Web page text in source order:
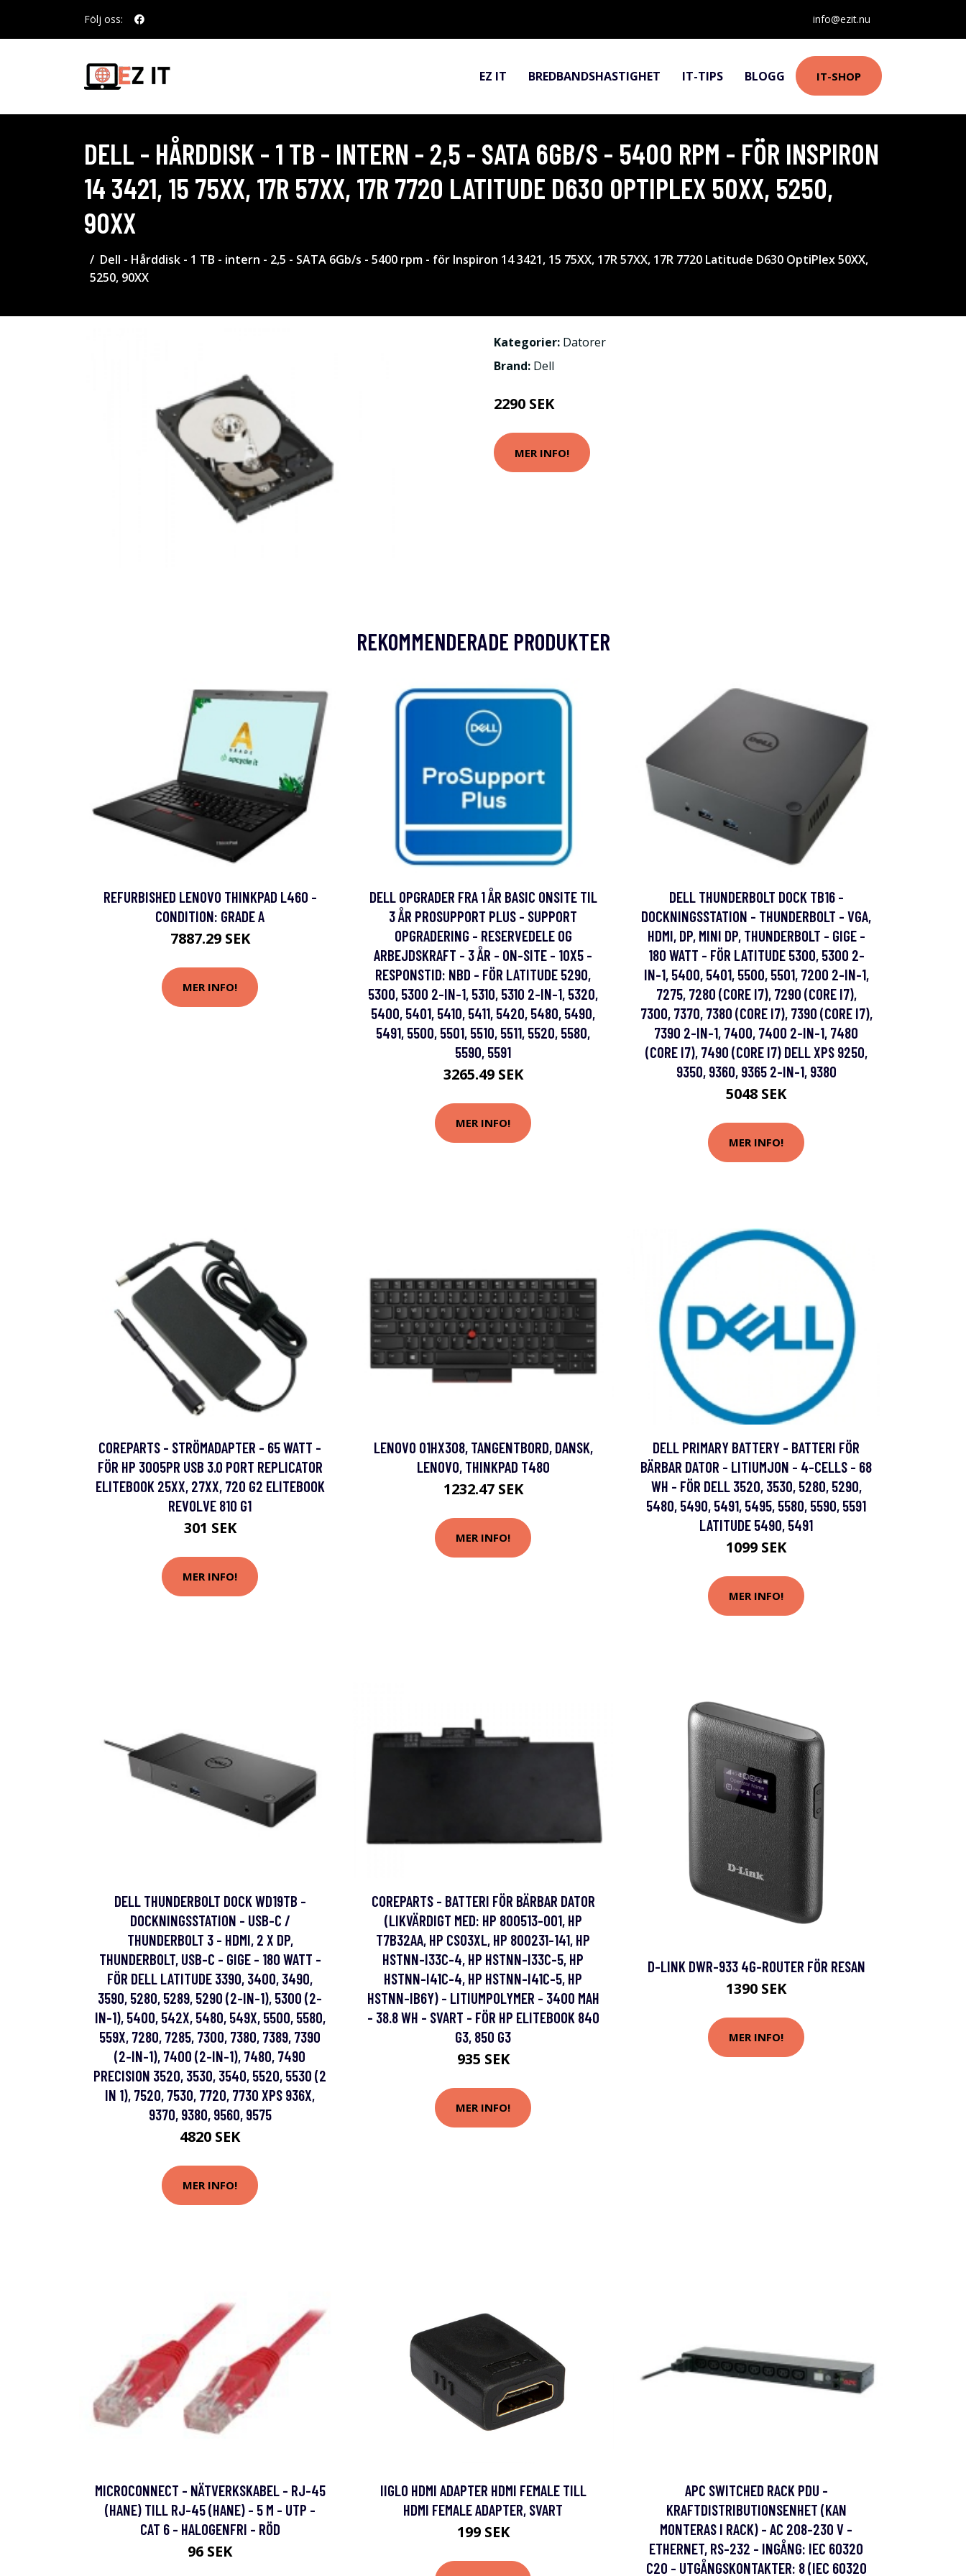
Följ oss: info@ezit.nu
EZ IT BREDBANDSHASTIGHET IT-TIPS BLOGG IT-SHOP
DELL - HÅRDDISK - 1 TB - INTERN - 2,5 - SATA 6GB/S - 5400 RPM - FÖR INSPIRON
14 3421, 15 75XX, 17R 57XX, 17R 7720 LATITUDE D630 OPTIPLEX 50XX, 5250,
90XX
Dell - Hårddisk - 1 TB - intern - 2,5 - SATA 6Gb/s - 5400 rpm - för Inspiron 14 3421, 15 75XX, 17R 57XX, 17R 7720 Latitude D630 OptiPlex 50XX,
5250, 90XX
Kategorier: Datorer
Brand: Dell
2290 SEK
MER INFO!
REKOMMENDERADE PRODUKTER
REFURBISHED LENOVO THINKPAD L460 -
CONDITION: GRADE A
7887.29 SEK
MER INFO!
DELL OPGRADER FRA 1 ÅR BASIC ONSITE TIL
3 ÅR PROSUPPORT PLUS - SUPPORT
OPGRADERING - RESERVEDELE OG
ARBEJDSKRAFT - 3 ÅR - ON-SITE - 10X5 -
RESPONSTID: NBD - FÖR LATITUDE 5290,
5300, 5300 2-IN-1, 5310, 5310 2-IN-1, 5320,
5400, 5401, 5410, 5411, 5420, 5480, 5490,
5491, 5500, 5501, 5510, 5511, 5520, 5580,
5590, 5591
3265.49 SEK
MER INFO!
DELL THUNDERBOLT DOCK TB16 -
DOCKNINGSSTATION - THUNDERBOLT - VGA,
HDMI, DP, MINI DP, THUNDERBOLT - GIGE -
180 WATT - FÖR LATITUDE 5300, 5300 2-
IN-1, 5400, 5401, 5500, 5501, 7200 2-IN-1,
7275, 7280 (CORE I7), 7290 (CORE I7),
7300, 7370, 7380 (CORE I7), 7390 (CORE I7),
7390 2-IN-1, 7400, 7400 2-IN-1, 7480
(CORE I7), 7490 (CORE I7) DELL XPS 9250,
9350, 9360, 9365 2-IN-1, 9380
5048 SEK
MER INFO!
COREPARTS - STRÖMADAPTER - 65 WATT -
FÖR HP 3005PR USB 3.0 PORT REPLICATOR
ELITEBOOK 25XX, 27XX, 720 G2 ELITEBOOK
REVOLVE 810 G1
301 SEK
MER INFO!
LENOVO 01HX308, TANGENTBORD, DANSK,
LENOVO, THINKPAD T480
1232.47 SEK
MER INFO!
DELL PRIMARY BATTERY - BATTERI FÖR
BÄRBAR DATOR - LITIUMJON - 4-CELLS - 68
WH - FÖR DELL 3520, 3530, 5280, 5290,
5480, 5490, 5491, 5495, 5580, 5590, 5591
LATITUDE 5490, 5491
1099 SEK
MER INFO!
DELL THUNDERBOLT DOCK WD19TB -
DOCKNINGSSTATION - USB-C /
THUNDERBOLT 3 - HDMI, 2 X DP,
THUNDERBOLT, USB-C - GIGE - 180 WATT -
FÖR DELL LATITUDE 3390, 3400, 3490,
3590, 5280, 5289, 5290 (2-IN-1), 5300 (2-
IN-1), 5400, 542X, 5480, 549X, 5500, 5580,
559X, 7280, 7285, 7300, 7380, 7389, 7390
(2-IN-1), 7400 (2-IN-1), 7480, 7490
PRECISION 3520, 3530, 3540, 5520, 5530 (2
IN 1), 7520, 7530, 7720, 7730 XPS 936X,
9370, 9380, 9560, 9575
4820 SEK
MER INFO!
COREPARTS - BATTERI FÖR BÄRBAR DATOR
(LIKVÄRDIGT MED: HP 800513-001, HP
T7B32AA, HP CS03XL, HP 800231-141, HP
HSTNN-I33C-4, HP HSTNN-I33C-5, HP
HSTNN-I41C-4, HP HSTNN-I41C-5, HP
HSTNN-IB6Y) - LITIUMPOLYMER - 3400 MAH
- 38.8 WH - SVART - FÖR HP ELITEBOOK 840
G3, 850 G3
935 SEK
MER INFO!
D-LINK DWR-933 4G-ROUTER FÖR RESAN
1390 SEK
MER INFO!
MICROCONNECT - NÄTVERKSKABEL - RJ-45
(HANE) TILL RJ-45 (HANE) - 5 M - UTP -
CAT 6 - HALOGENFRI - RÖD
96 SEK
IIGLO HDMI ADAPTER HDMI FEMALE TILL
HDMI FEMALE ADAPTER, SVART
199 SEK
APC SWITCHED RACK PDU -
KRAFTDISTRIBUTIONSENHET (KAN
MONTERAS I RACK) - AC 208-230 V -
ETHERNET, RS-232 - INGÅNG: IEC 60320
C20 - UTGÅNGSKONTAKTER: 8 (IEC 60320